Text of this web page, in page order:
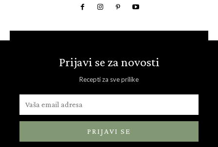
Prijavi se za novosti
Recepti za sve prilike
PRIJAVI SE